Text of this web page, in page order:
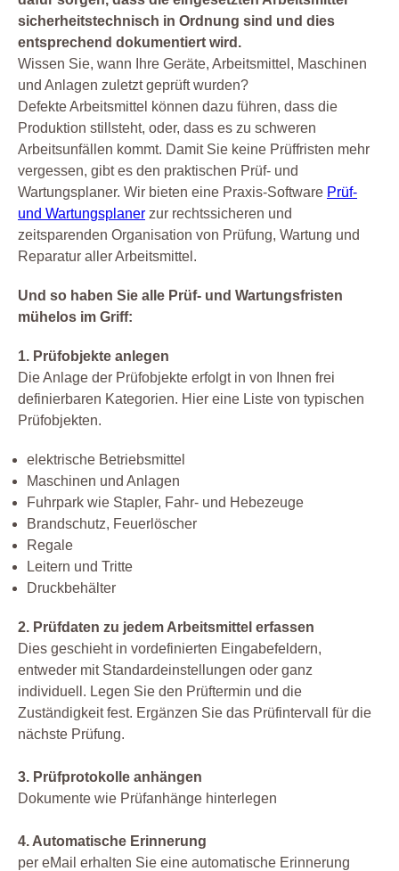
sicherheitstechnisch in Ordnung sind und dies
entsprechend dokumentiert wird.
Wissen Sie, wann Ihre Geräte, Arbeitsmittel, Maschinen
und Anlagen zuletzt geprüft wurden?
Defekte Arbeitsmittel können dazu führen, dass die
Produktion stillsteht, oder, dass es zu schweren
Arbeitsunfällen kommt. Damit Sie keine Prüffristen mehr
vergessen, gibt es den praktischen Prüf- und
Wartungsplaner. Wir bieten eine Praxis-Software Prüf-
und Wartungsplaner zur rechtssicheren und
zeitsparenden Organisation von Prüfung, Wartung und
Reparatur aller Arbeitsmittel.
Und so haben Sie alle Prüf- und Wartungsfristen
mühelos im Griff:
1. Prüfobjekte anlegen
Die Anlage der Prüfobjekte erfolgt in von Ihnen frei
definierbaren Kategorien. Hier eine Liste von typischen
Prüfobjekten.
elektrische Betriebsmittel
Maschinen und Anlagen
Fuhrpark wie Stapler, Fahr- und Hebezeuge
Brandschutz, Feuerlöscher
Regale
Leitern und Tritte
Druckbehälter
2. Prüfdaten zu jedem Arbeitsmittel erfassen
Dies geschieht in vordefinierten Eingabefeldern,
entweder mit Standardeinstellungen oder ganz
individuell. Legen Sie den Prüftermin und die
Zuständigkeit fest. Ergänzen Sie das Prüfintervall für die
nächste Prüfung.
3. Prüfprotokolle anhängen
Dokumente wie Prüfanhänge hinterlegen
4. Automatische Erinnerung
per eMail erhalten Sie eine automatische Erinnerung